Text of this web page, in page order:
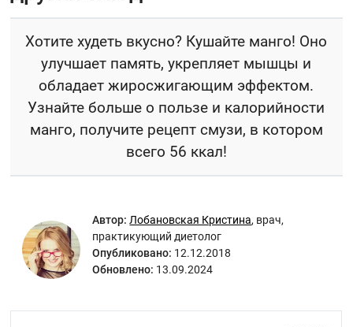
Хотите худеть вкусно? Кушайте манго! Оно
улучшает память, укрепляет мышцы и
обладает жиросжигающим эффектом.
Узнайте больше о пользе и калорийности
манго, получите рецепт смузи, в котором
всего 56 ккал!
Автор: Лобановская Кристина, врач,
практикующий диетолог
Опубликовано: 12.12.2018
Обновлено: 13.09.2024